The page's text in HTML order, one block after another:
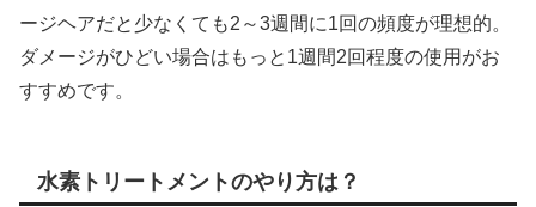
ージヘアだと少なくても2～3週間に1回の頻度が理想的。
ダメージがひどい場合はもっと1週間2回程度の使用がお
すすめです。
水素トリートメントのやり方は？